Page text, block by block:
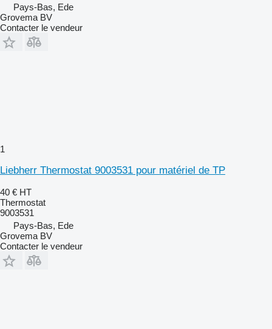
Pays-Bas, Ede
Grovema BV
Contacter le vendeur
1
Liebherr Thermostat 9003531 pour matériel de TP
40 € HT
Thermostat
9003531
Pays-Bas, Ede
Grovema BV
Contacter le vendeur